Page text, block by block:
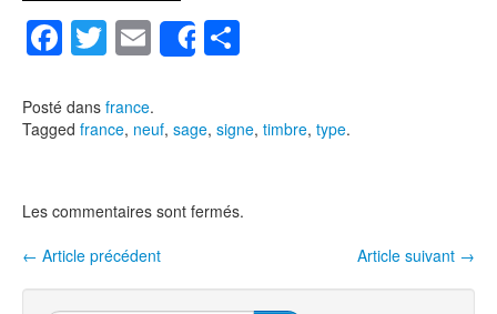
F
c
e
o
o
k
T
tt
er
E
m
ail
Share
g
Posté dans france.
Tagged france, neuf, sage, signe, timbre, type.
Les commentaires sont fermés.
Navigation entre les articles
Article suivant →
← Article précédent